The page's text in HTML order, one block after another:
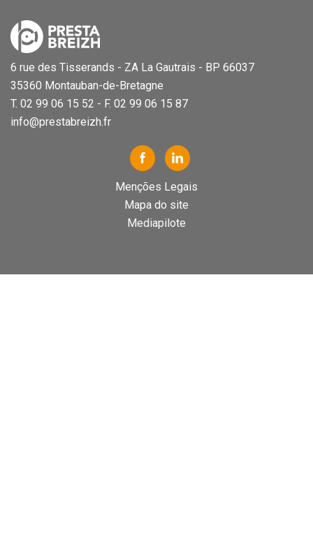
6 rue des Tisserands - ZA La Gautrais - BP 66037
35360 Montauban-de-Bretagne
T. 02 99 06 15 52 - F. 02 99 06 15 87
info@prestabreizh.fr
Menções Legais
Mapa do site
Mediapilote